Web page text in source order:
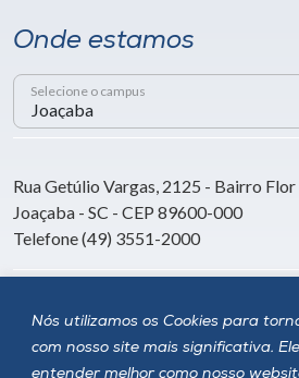
Nós utilizamos os Cookies para
com nosso site mais significativa.
entender melhor como nosso
Onde estamos
Selecione o campus
Rua Getúlio Vargas, 2125 - Bairro Flor
Joaçaba - SC - CEP 89600-000
Telefone (49) 3551-2000
Siga a Unoesc